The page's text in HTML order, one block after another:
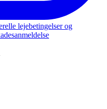
lejebetingelser og